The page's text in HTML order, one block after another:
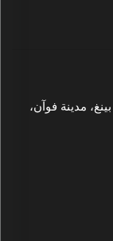
بينغ، مدينة فوآن،